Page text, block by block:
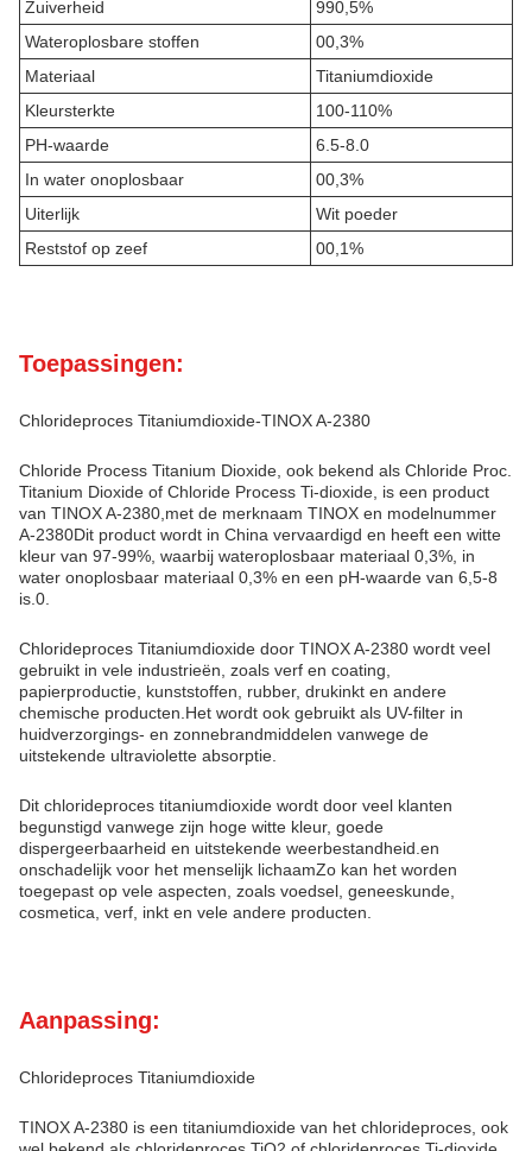
Zuiverheid
990,5%
Wateroplosbare stoffen
00,3%
Materiaal
Titaniumdioxide
Kleursterkte
100-110%
PH-waarde
6.5-8.0
In water onoplosbaar
00,3%
Uiterlijk
Wit poeder
Reststof op zeef
00,1%
Toepassingen:
Chlorideproces Titaniumdioxide-TINOX A-2380
Chloride Process Titanium Dioxide, ook bekend als Chloride Proc.
Titanium Dioxide of Chloride Process Ti-dioxide, is een product
van TINOX A-2380,met de merknaam TINOX en modelnummer
A-2380Dit product wordt in China vervaardigd en heeft een witte
kleur van 97-99%, waarbij wateroplosbaar materiaal 0,3%, in
water onoplosbaar materiaal 0,3% en een pH-waarde van 6,5-8
is.0.
Chlorideproces Titaniumdioxide door TINOX A-2380 wordt veel
gebruikt in vele industrieën, zoals verf en coating,
papierproductie, kunststoffen, rubber, drukinkt en andere
chemische producten.Het wordt ook gebruikt als UV-filter in
huidverzorgings- en zonnebrandmiddelen vanwege de
uitstekende ultraviolette absorptie.
Dit chlorideproces titaniumdioxide wordt door veel klanten
begunstigd vanwege zijn hoge witte kleur, goede
dispergeerbaarheid en uitstekende weerbestandheid.en
onschadelijk voor het menselijk lichaamZo kan het worden
toegepast op vele aspecten, zoals voedsel, geneeskunde,
cosmetica, verf, inkt en vele andere producten.
Aanpassing:
Chlorideproces Titaniumdioxide
TINOX A-2380 is een titaniumdioxide van het chlorideproces, ook